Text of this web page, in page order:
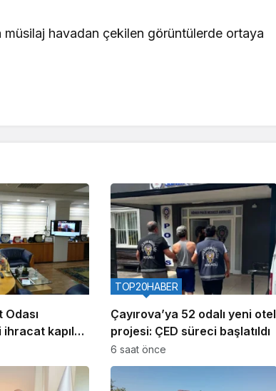
havadan çekilen görüntülerde ortaya
kapıları
Çayırova’ya 52 odalı yeni otel
projesi: ÇED süreci başlatıldı
TOP20HABER
6 saat önce